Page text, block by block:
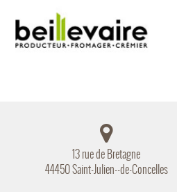
13 rue de Bretagne
44450 Saint-Julien--de-Concelles